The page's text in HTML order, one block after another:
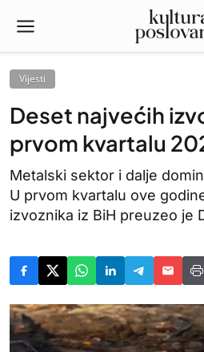
Vijesti
Deset najvećih
prvom kvartalu
Metalski sektor i dalje
U prvom kvartalu ove
izvoznika iz BiH preuzeo je